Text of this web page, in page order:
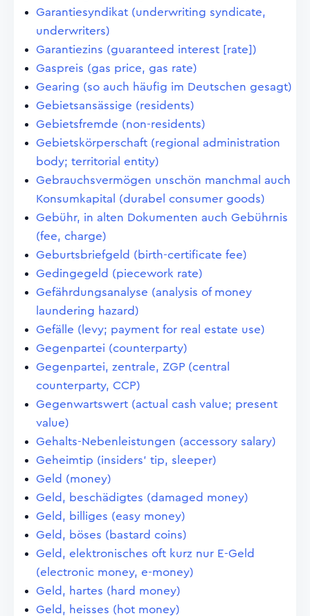
Garantiesyndikat (underwriting syndicate,
underwriters)
Garantiezins (guaranteed interest [rate])
Gaspreis (gas price, gas rate)
Gearing (so auch häufig im Deutschen gesagt)
Gebietsansässige (residents)
Gebietsfremde (non-residents)
Gebietskörperschaft (regional administration
body; territorial entity)
Gebrauchsvermögen unschön manchmal auch
Konsumkapital (durabel consumer goods)
Gebühr, in alten Dokumenten auch Gebührnis
(fee, charge)
Geburtsbriefgeld (birth-certificate fee)
Gedingegeld (piecework rate)
Gefährdungsanalyse (analysis of money
laundering hazard)
Gefälle (levy; payment for real estate use)
Gegenpartei (counterparty)
Gegenpartei, zentrale, ZGP (central
counterparty, CCP)
Gegenwartswert (actual cash value; present
value)
Gehalts-Nebenleistungen (accessory salary)
Geheimtip (insiders' tip, sleeper)
Geld (money)
Geld, beschädigtes (damaged money)
Geld, billiges (easy money)
Geld, böses (bastard coins)
Geld, elektronisches oft kurz nur E-Geld
(electronic money, e-money)
Geld, hartes (hard money)
Geld, heisses (hot money)